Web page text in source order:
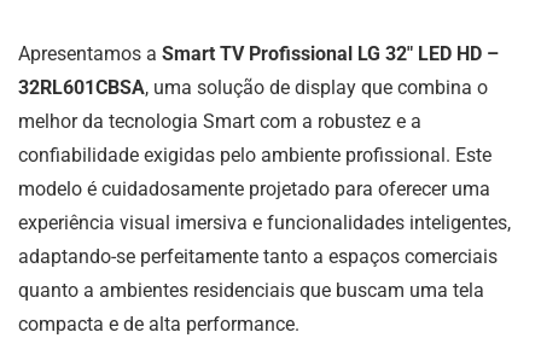
Apresentamos a Smart TV Profissional LG 32″ LED HD –
32RL601CBSA, uma solução de display que combina o
melhor da tecnologia Smart com a robustez e a
confiabilidade exigidas pelo ambiente profissional. Este
modelo é cuidadosamente projetado para oferecer uma
experiência visual imersiva e funcionalidades inteligentes,
adaptando-se perfeitamente tanto a espaços comerciais
quanto a ambientes residenciais que buscam uma tela
compacta e de alta performance.